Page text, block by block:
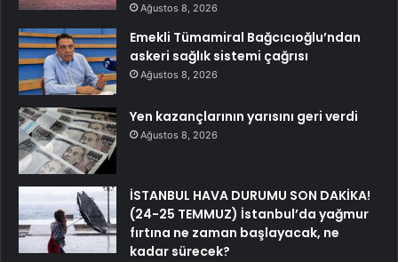
Ağustos 8, 2026
Emekli Tümamiral Bağcıcıoğlu’ndan
askeri sağlık sistemi çağrısı
Ağustos 8, 2026
Yen kazançlarının yarısını geri verdi
Ağustos 8, 2026
İSTANBUL HAVA DURUMU SON DAKİKA!
(24-25 TEMMUZ) İstanbul’da yağmur
fırtına ne zaman başlayacak, ne
kadar sürecek?